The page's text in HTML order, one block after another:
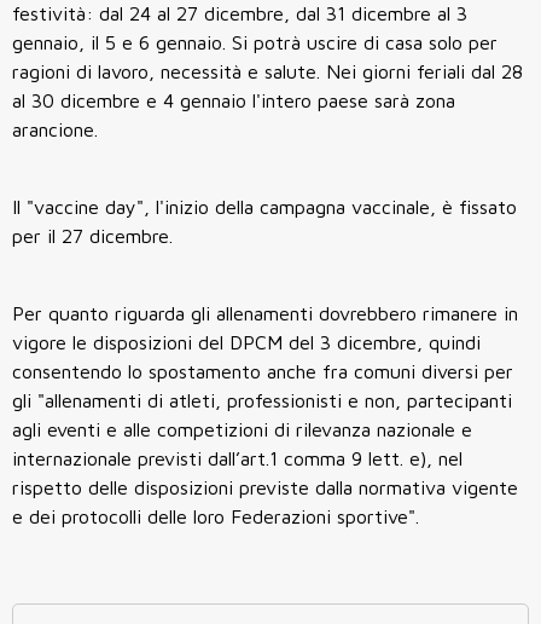
festività: dal 24 al 27 dicembre, dal 31 dicembre al 3
gennaio, il 5 e 6 gennaio. Si potrà uscire di casa solo per
ragioni di lavoro, necessità e salute. Nei giorni feriali dal 28
al 30 dicembre e 4 gennaio l'intero paese sarà zona
arancione.
Il "vaccine day", l'inizio della campagna vaccinale, è fissato
per il 27 dicembre.
Per quanto riguarda gli allenamenti dovrebbero rimanere in
vigore le disposizioni del DPCM del 3 dicembre, quindi
consentendo lo spostamento anche fra comuni diversi per
gli "allenamenti di atleti, professionisti e non, partecipanti
agli eventi e alle competizioni di rilevanza nazionale e
internazionale previsti dall’art.1 comma 9 lett. e), nel
rispetto delle disposizioni previste dalla normativa vigente
e dei protocolli delle loro Federazioni sportive".